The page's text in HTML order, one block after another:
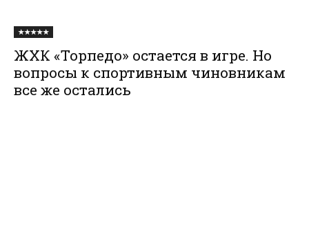
★★★★★
ЖХК «Торпедо» остается в игре. Но
вопросы к спортивным чиновникам
все же остались